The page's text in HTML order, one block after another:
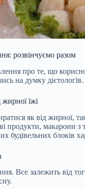
розвінчуємо разом
про те, що
на думку дієтологів.
жирної їжі
як від жирної,
продукти,
будівельних блоків
Все залежить від